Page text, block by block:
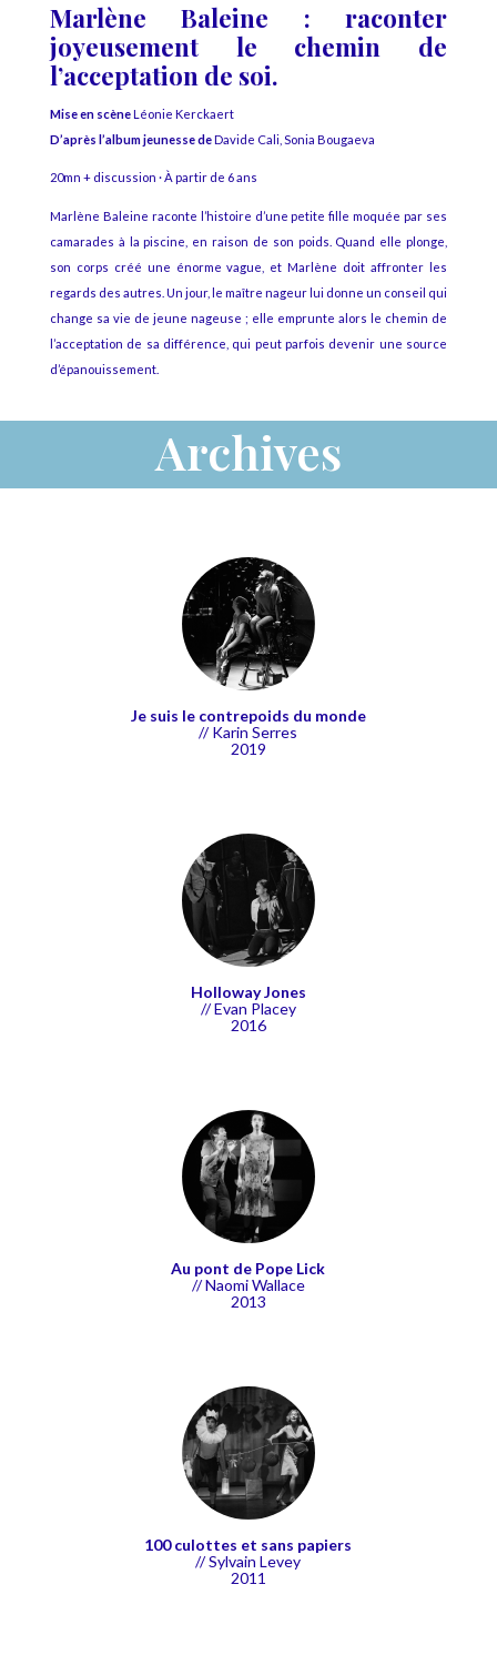
Marlène Baleine : raconter
joyeusement le chemin de
l’acceptation de soi.
Mise en scèneLéonie Kerckaert
D’après l’album jeunesse deDavide Cali, Sonia Bougaeva
20mn + discussion · À partir de 6 ans
Marlène Baleine raconte l’histoire d’une petite fille moquée par ses
camarades à la piscine, en raison de son poids. Quand elle plonge,
son corps créé une énorme vague, et Marlène doit affronter les
regards des autres. Un jour, le maître nageur lui donne un conseil qui
change sa vie de jeune nageuse ; elle emprunte alors le chemin de
l’acceptation de sa différence, qui peut parfois devenir une source
d’épanouissement.
Archives
Je suis le contrepoids du monde
// Karin Serres
2019
Holloway Jones
// Evan Placey
2016
Au pont de Pope Lick
// Naomi Wallace
2013
100 culottes et sans papiers
// Sylvain Levey
2011